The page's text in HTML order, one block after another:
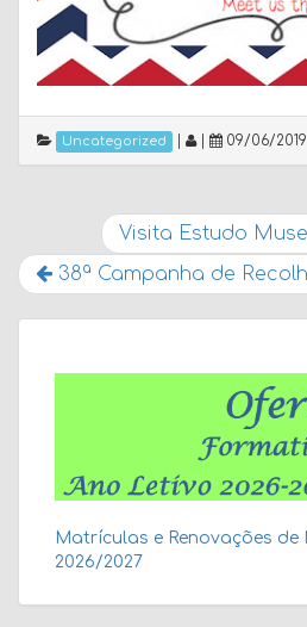
Uncategorized 09/06/2019
Visita Estudo
38ª Campanha de
Matrículas e Renovações
2026/2027